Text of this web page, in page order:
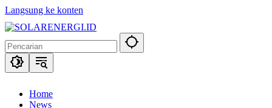
Langsung ke konten
Home
News